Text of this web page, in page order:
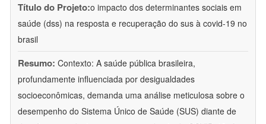
Título do Projeto:o impacto dos determinantes sociais em
saúde (dss) na resposta e recuperação do sus à covid-19 no
brasil
Resumo: Contexto: A saúde pública brasileira,
profundamente influenciada por desigualdades
socioeconômicas, demanda uma análise meticulosa sobre o
desempenho do Sistema Único de Saúde (SUS) diante de